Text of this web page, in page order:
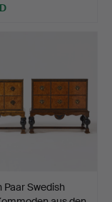
Paar Swedish